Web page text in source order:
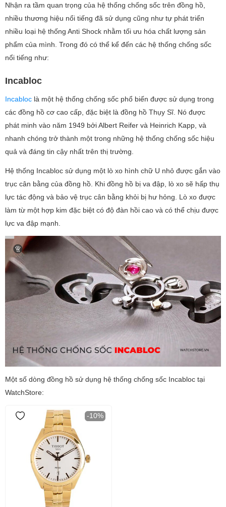
Nhận ra tầm quan trọng của hệ thống chống sốc trên đồng hồ,
nhiều thương hiệu nổi tiếng đã sử dụng cũng như tự phát triển
nhiều loại hệ thống Anti Shock nhằm tối ưu hóa chất lượng sản
phẩm của mình. Trong đó có thể kể đến các hệ thống chống sốc
nổi tiếng như:
Incabloc
Incabloc là một hệ thống chống sốc phổ biến được sử dụng trong
các đồng hồ cơ cao cấp, đặc biệt là đồng hồ Thụy Sĩ. Nó được
phát minh vào năm 1949 bởi Albert Reifer và Heinrich Kapp, và
nhanh chóng trở thành một trong những hệ thống chống sốc hiệu
quả và đáng tin cậy nhất trên thị trường.
Hệ thống Incabloc sử dụng một lò xo hình chữ U nhỏ được gắn vào
trục cân bằng của đồng hồ. Khi đồng hồ bị va đập, lò xo sẽ hấp thụ
lực tác động và bảo vệ trục cân bằng khỏi bị hư hỏng. Lò xo được
làm từ một hợp kim đặc biệt có độ đàn hồi cao và có thể chịu được
lực va đập mạnh.
Một số dòng đồng hồ sử dụng hệ thống chống sốc Incabloc tại
WatchStore:
-10%